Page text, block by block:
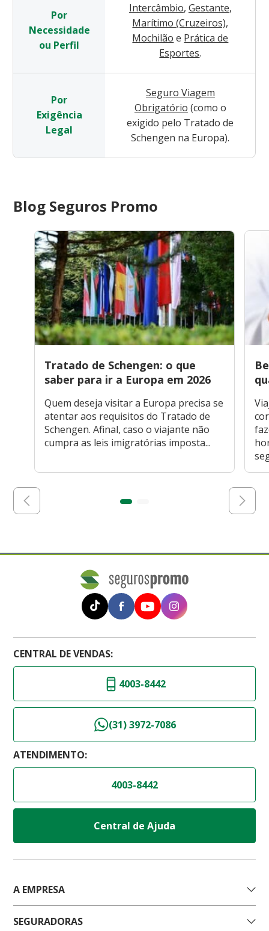
Por
Necessidade
ou Perfil
Intercâmbio, Gestante,
Marítimo (Cruzeiros),
Mochilão e Prática de
Esportes.
Por
Exigência
Legal
Seguro Viagem
Obrigatório (como o
exigido pelo Tratado de
Schengen na Europa).
Blog Seguros Promo
Tratado de Schengen: o que
saber para ir a Europa em 2026
Quem deseja visitar a Europa precisa se
atentar aos requisitos do Tratado de
Schengen. Afinal, caso o viajante não
cumpra as leis imigratórias imposta...
CENTRAL DE VENDAS:
4003-8442
(31) 3972-7086
ATENDIMENTO:
4003-8442
Central de Ajuda
A EMPRESA
SEGURADORAS